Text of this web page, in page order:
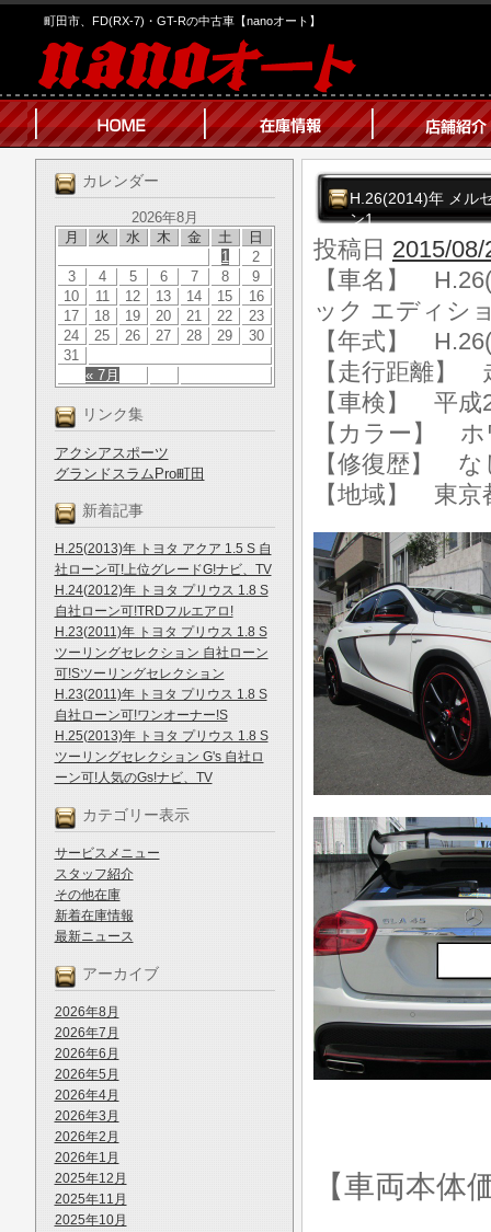
町田市、FD(RX-7)・GT-Rの中古車【nanoオート】
カレンダー
2026年8月
月
火 水 木 金 土 日
« 7月
1
2
3
4 5 6 7 8
9
10
11 12 13 14 15
16
17
18 19 20 21 22
23
24
25 26 27 28 29
30
31
リンク集
アクシアスポーツ
グランドスラムPro町田
新着記事
H.25(2013)年 トヨタ アクア 1.5 S 自
社ローン可!上位グレードG!ナビ、TV
H.24(2012)年 トヨタ プリウス 1.8 S
自社ローン可!TRDフルエアロ!
H.23(2011)年 トヨタ プリウス 1.8 S
ツーリングセレクション 自社ローン
可!Sツーリングセレクション
H.23(2011)年 トヨタ プリウス 1.8 S
自社ローン可!ワンオーナー!S
H.25(2013)年 トヨタ プリウス 1.8 S
ツーリングセレクション G's 自社ロ
ーン可!人気のGs!ナビ、TV
カテゴリー表示
サービスメニュー
スタッフ紹介
その他在庫
新着在庫情報
最新ニュース
アーカイブ
2026年8月
2026年7月
2026年6月
2026年5月
2026年4月
2026年3月
2026年2月
2026年1月
2025年12月
2025年11月
2025年10月
H.26(2014)年 メル
ン1
投稿日 2015/08/
【車名】
ック エディシ
【年式】
【走行距離】
【車検】 平成
【カラー】
【修復歴】 な
【地域】 東京
【車両本体